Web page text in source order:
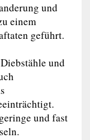
und
einem
geführt.
und
und fast